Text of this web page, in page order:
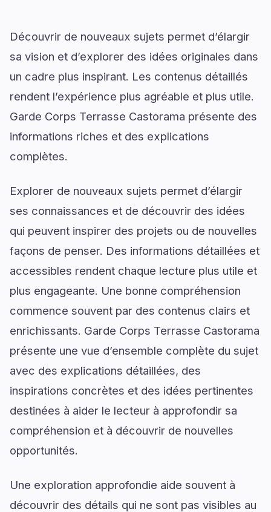
Découvrir de nouveaux sujets permet d’élargir
sa vision et d’explorer des idées originales dans
un cadre plus inspirant. Les contenus détaillés
rendent l’expérience plus agréable et plus utile.
Garde Corps Terrasse Castorama présente des
informations riches et des explications
complètes.
Explorer de nouveaux sujets permet d’élargir
ses connaissances et de découvrir des idées
qui peuvent inspirer des projets ou de nouvelles
façons de penser. Des informations détaillées et
accessibles rendent chaque lecture plus utile et
plus engageante. Une bonne compréhension
commence souvent par des contenus clairs et
enrichissants. Garde Corps Terrasse Castorama
présente une vue d’ensemble complète du sujet
avec des explications détaillées, des
inspirations concrètes et des idées pertinentes
destinées à aider le lecteur à approfondir sa
compréhension et à découvrir de nouvelles
opportunités.
Une exploration approfondie aide souvent à
découvrir des détails qui ne sont pas visibles au